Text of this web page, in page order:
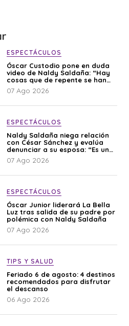
ESPECTÁCULOS
Óscar Custodio pone en duda
video de Naldy Saldaña: “Hay
cosas que de repente se han
editado”
07 Ago 2026
ESPECTÁCULOS
Naldy Saldaña niega relación
con César Sánchez y evalúa
denunciar a su esposa: “Es una
difamación”
07 Ago 2026
ESPECTÁCULOS
Óscar Junior liderará La Bella
Luz tras salida de su padre por
polémica con Naldy Saldaña
07 Ago 2026
TIPS Y SALUD
Feriado 6 de agosto: 4 destinos
recomendados para disfrutar
el descanso
06 Ago 2026